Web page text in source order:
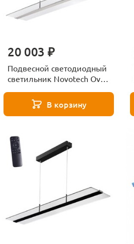
20 003 ₽
Подвесной светодиодный
светильник Novotech Over
В корзину